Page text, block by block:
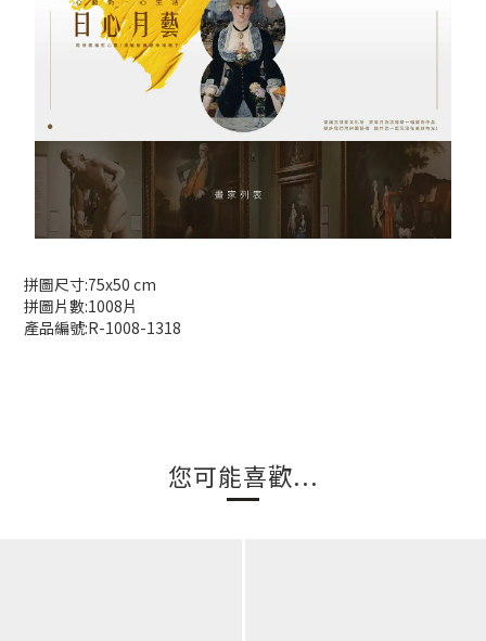
拼圖尺寸:75x50 cm
拼圖片數:1008片
產品編號:R-1008-1318
您可能喜歡...